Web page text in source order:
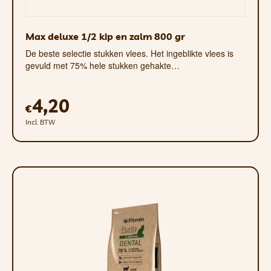
de opmerkingen en we sturen jou een
verzendtiket mee voor de koerier, Het is
dus het beste voor uw portemonnee en
AANBEVELING VOOR DE
ZOMERMAANDEN: Omdat wij de
zending via een koeriersdienst
versturen en het pakket niet de hele
reist. Vanwege de hoge
adviseren wij om diepvriesproducten
in grotere hoeveelheden te kopen (bij
voorkeur in veelvouden van 8 kg). Op
deze manier koelen de producten
vanzelf af en komen ze er prachtig
Max deluxe 1/2 kip en zalm 800 gr
De beste selectie stukken vlees. Het ingeblikte vlees is
gevuld met 75% hele stukken gehakte…
€4,20
Incl. BTW